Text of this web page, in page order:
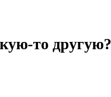
то другую?